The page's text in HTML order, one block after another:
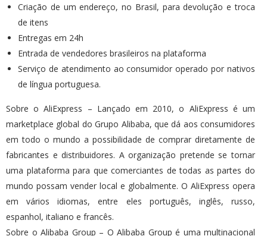
Criação de um endereço, no Brasil, para devolução e troca
de itens
Entregas em 24h
Entrada de vendedores brasileiros na plataforma
Serviço de atendimento ao consumidor operado por nativos
de língua portuguesa.
Sobre o AliExpress – Lançado em 2010, o AliExpress é um
marketplace global do Grupo Alibaba, que dá aos consumidores
em todo o mundo a possibilidade de comprar diretamente de
fabricantes e distribuidores. A organização pretende se tornar
uma plataforma para que comerciantes de todas as partes do
mundo possam vender local e globalmente. O AliExpress opera
em vários idiomas, entre eles português, inglês, russo,
espanhol, italiano e francês.
Sobre o Alibaba Group – O Alibaba Group é uma multinacional